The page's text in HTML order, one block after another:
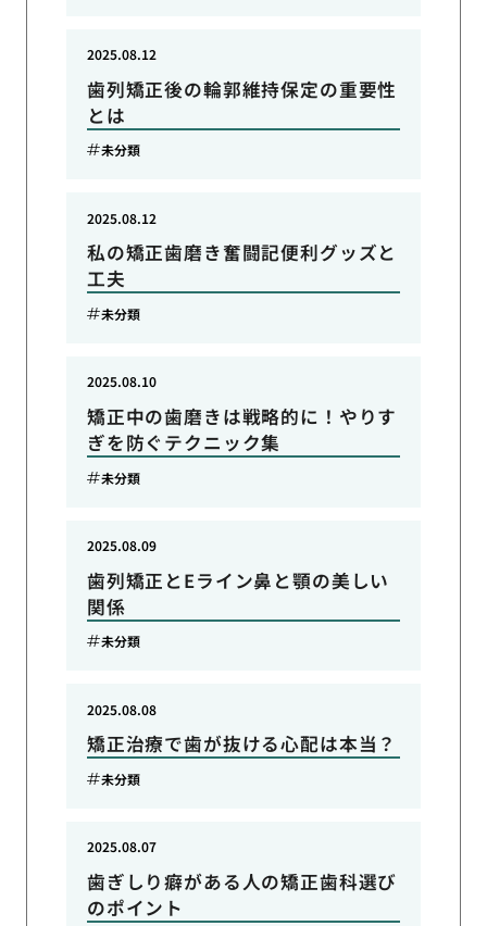
歯列矯正後の輪郭維持保定の重要性
とは
2025.08.12
未分類
私の矯正歯磨き奮闘記便利グッズと
工夫
2025.08.12
未分類
矯正中の歯磨きは戦略的に！やりす
ぎを防ぐテクニック集
2025.08.10
未分類
歯列矯正とEライン鼻と顎の美しい
関係
2025.08.09
未分類
矯正治療で歯が抜ける心配は本当？
2025.08.08
未分類
歯ぎしり癖がある人の矯正歯科選び
のポイント
2025.08.07